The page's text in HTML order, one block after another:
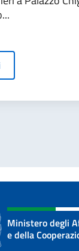
Ministero degli
e della